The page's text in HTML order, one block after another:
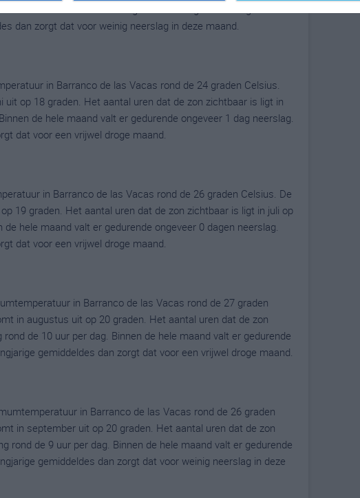
de hele maand valt er gedurende ongeveer 1 dag
dan zorgt dat voor weinig neerslag in deze maand.
in Barranco de las Vacas rond de 24 graden Celsius.
op 18 graden. Het aantal uren dat de zon zichtbaar is ligt in
de hele maand valt er gedurende ongeveer 1 dag neerslag.
dat voor een vrijwel droge maand.
in Barranco de las Vacas rond de 26 graden Celsius. De
19 graden. Het aantal uren dat de zon zichtbaar is ligt in juli op
hele maand valt er gedurende ongeveer 0 dagen neerslag.
dat voor een vrijwel droge maand.
in Barranco de las Vacas rond de 27 graden
in augustus uit op 20 graden. Het aantal uren dat de zon
de 10 uur per dag. Binnen de hele maand valt er gedurende
gemiddeldes dan zorgt dat voor een vrijwel droge maand.
in Barranco de las Vacas rond de 26 graden
in september uit op 20 graden. Het aantal uren dat de zon
rond de 9 uur per dag. Binnen de hele maand valt er gedurende
gemiddeldes dan zorgt dat voor weinig neerslag in deze